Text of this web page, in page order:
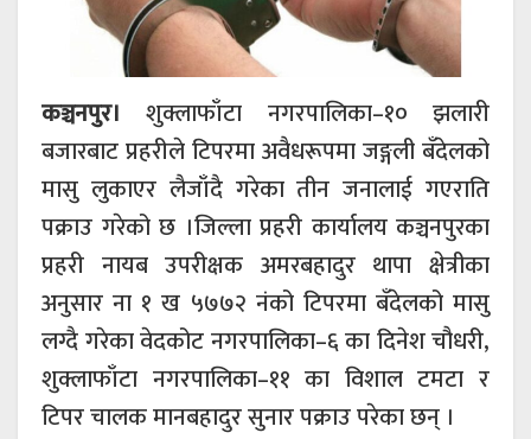
कञ्चनपुर। शुक्लाफाँटा नगरपालिका–१० झलारी
बजारबाट प्रहरीले टिपरमा अवैधरूपमा जङ्गली बँदेलको
मासु लुकाएर लैजाँदै गरेका तीन जनालाई गएराति
पक्राउ गरेको छ ।जिल्ला प्रहरी कार्यालय कञ्चनपुरका
प्रहरी नायब उपरीक्षक अमरबहादुर थापा क्षेत्रीका
अनुसार ना १ ख ५७७२ नंको टिपरमा बँदेलको मासु
लग्दै गरेका वेदकोट नगरपालिका–६ का दिनेश चौधरी,
शुक्लाफाँटा नगरपालिका–११ का विशाल टमटा र
टिपर चालक मानबहादुर सुनार पक्राउ परेका छन् ।